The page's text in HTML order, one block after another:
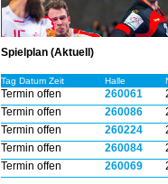
Spielplan (Aktuell)
Tag Datum Zeit Halle
Termin offen 260061
Termin offen
260086
Termin offen
260224
Termin offen
260084
Termin offen
260069